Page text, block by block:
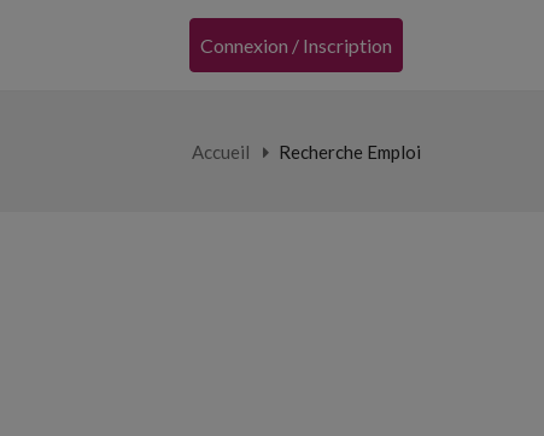
Connexion / Inscription
Accueil Recherche Emploi